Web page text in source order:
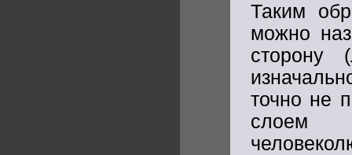
Таким
можно
сторону
точно не
слоем